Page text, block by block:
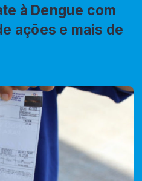
à Dengue com
ações e mais de